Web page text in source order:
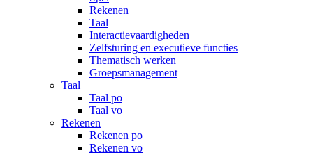
Rekenen
Taal
Interactievaardigheden
Zelfsturing en executieve functies
Thematisch werken
Groepsmanagement
Taal
Taal po
Taal vo
Rekenen
Rekenen po
Rekenen vo